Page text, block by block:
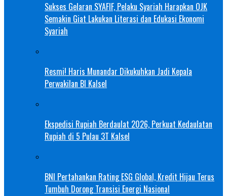
Sukses Gelaran SYAFIF, Pelaku Syariah Harapkan OJK
Semakin Giat Lakukan Literasi dan Edukasi Ekonomi
Syariah
Resmi! Haris Munandar Dikukuhkan Jadi Kepala
Perwakilan BI Kalsel
Ekspedisi Rupiah Berdaulat 2026, Perkuat Kedaulatan
Rupiah di 5 Pulau 3T Kalsel
BNI Pertahankan Rating ESG Global, Kredit Hijau Terus
Tumbuh Dorong Transisi Energi Nasional